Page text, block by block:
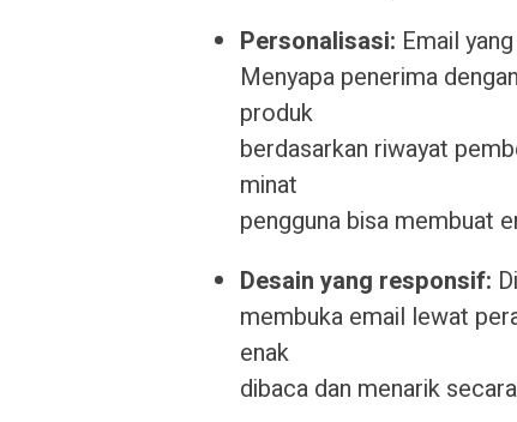
Personalisasi: Email
Menyapa penerima
produk
berdasarkan riwayat
minat
pengguna bisa membuat
Desain yang responsif:
membuka email lewat
enak
dibaca dan menarik